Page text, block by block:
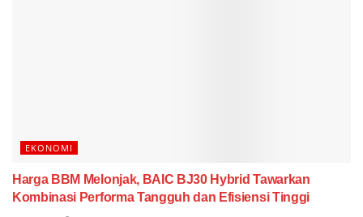
EKONOMI
Harga BBM Melonjak, BAIC BJ30 Hybrid Tawarkan
Kombinasi Performa Tangguh dan Efisiensi Tinggi